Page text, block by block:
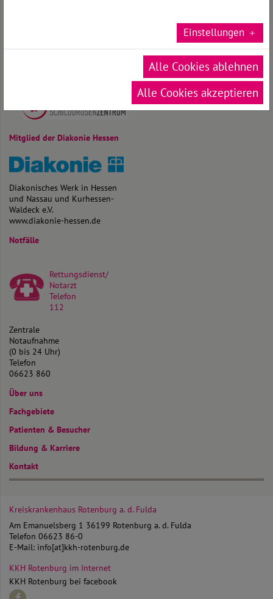
Mitglied der Diakonie Hessen
Diakonisches Werk in Hessen
und Nassau und Kurhessen-
Waldeck e.V.
www.diakonie-hessen.de
Notfälle
Rettungsdienst/
Notarzt
Telefon
112
Zentrale
Notaufnahme
(0 bis 24 Uhr)
Telefon
06623 860
Über uns
Fachgebiete
Patienten & Besucher
Bildung & Karriere
Kontakt
Kreiskrankenhaus Rotenburg a. d. Fulda
Am Emanuelsberg 1 36199 Rotenburg a. d. Fulda
Telefon 06623 86-0
E-Mail: info[at]kkh-rotenburg.de
KKH Rotenburg im Internet
KKH Rotenburg bei facebook
Einstellungen
Alle Cookies ablehnen
Alle Cookies akzeptieren